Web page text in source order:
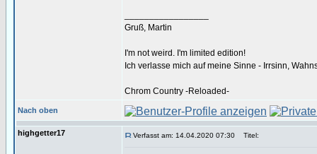
Gruß, Martin
I'm not weird. I'm limited edition!
Ich verlasse mich auf meine Sinne - Irrsinn,
Chrom Country -Reloaded-
Nach oben
highgetter17 Verfasst am: 14.04.2020 07:30 Titel: